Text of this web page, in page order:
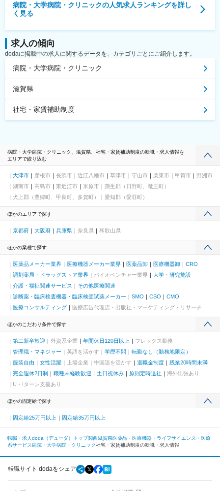
病院・大学病院・クリニックの人気求人ランキングを詳し
く見る
求人の傾向
dodaに掲載中の求人に関するデータを、カテゴリごとにご紹介します。
病院・大学病院・クリニック
滋賀県
社宅・家賃補助制度
病院・大学病院・クリニック、滋賀県、社宅・家賃補助制度の転職・求人情報を
エリアで絞り込む
大津市 彦根市 長浜市 近江八幡市 草津市 守山市 栗東市 甲賀市
野洲市
湖南市
高島市 東近江市 米原市
蒲生郡（日野町、竜王町）
犬上郡（豊郷町、甲良町、多賀町）
愛知郡（愛荘町）
ほかのエリアで探す
京都府 大阪府 兵庫県 奈良県 和歌山県
ほかの業種で探す
医薬品メーカー業界 医療機器メーカー業界 医薬品卸 医療機器卸
CRO
調剤薬局・ドラッグストア業界
バイオベンチャー業界
大学・研究施設
介護・福祉関連サービス
その他医療関連
診断薬・臨床検査機器・臨床検査試薬メーカー
SMO CSO
CMO
医療コンサルティング
医療広告代理店・出版社・マーケティング・リサーチ
ほかのこだわり条件で探す
第二新卒歓迎 外資系企業 年間休日120日以上
フレックス勤務
管理職・マネジャー
英語を活かす 学歴不問
転勤なし（勤務地限定）
服装自由
女性活躍 上場企業 中国語を活かす 退職金制度
残業20時間未満
完全週休2日制
職種未経験歓迎 土日祝休み 原則定時退社
海外出張あり
U・Iターン支援あり
ほかの固定給で探す
固定給25万円以上 固定給35万円以上
転職・求人doda（デューダ）トップ関西滋賀県医薬品・医療機器・ライフサイエンス・医療
系サービス病院・大学病院・クリニック社宅・家賃補助制度の転職・求人情報
転職サイト dodaをシェア